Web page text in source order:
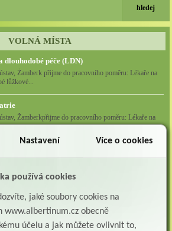
VOLNÁ MÍSTA
dlouhodobé péče (LDN)
Žamberk přijme do pracovního poměru: Lékaře na
lůžkové...
Žamberkpřijme do pracovního poměru: Lékaře na
na LDN
přijmeme všeobecnou nebo praktickou sestru na
pé...
Nastavení Více o cookies
používá cookies
jaké soubory cookies na
www.albertinum.cz obecně
účelu a jak můžete ovlivnit to,